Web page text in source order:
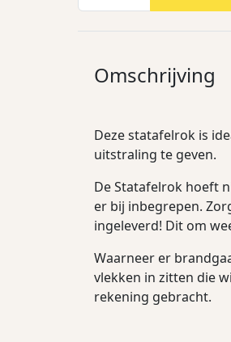
Omschrijving
Deze statafelrok is
uitstraling te geven.
De Statafelrok hoeft
er bij inbegrepen.
ingeleverd! Dit om
Waarneer er
vlekken in zitten die
rekening gebracht.